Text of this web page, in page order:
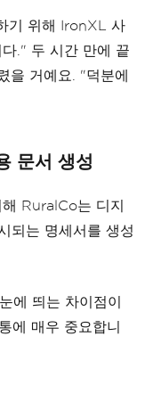
기 위해 IronXL 사
." 두 시간 만에 끝
을 거예요. "덕분에
문서 생성
RuralCo는 디지
되는 명세서를 생성
에 띄는 차이점이
에 매우 중요합니